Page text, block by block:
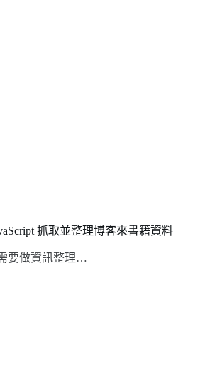
抓取並整理博客來書籍資料
要做資訊整理…